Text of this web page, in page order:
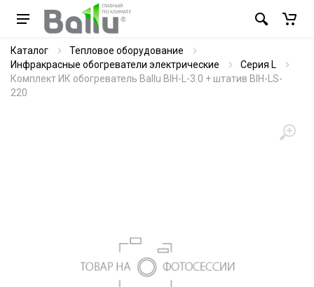
Каталог
Тепловое оборудование
Инфракрасные обогреватели электрические
Серия L
Комплект ИК обогреватель Ballu BIH-L-3.0 + штатив BIH-LS-
220